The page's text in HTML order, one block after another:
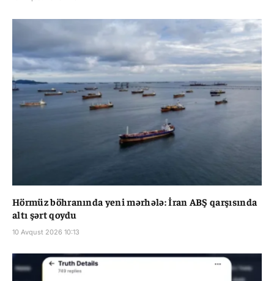
Hörmüz böhranında yeni mərhələ: İran ABŞ qarşısında
altı şərt qoydu
10 Avqust 2026 10:13